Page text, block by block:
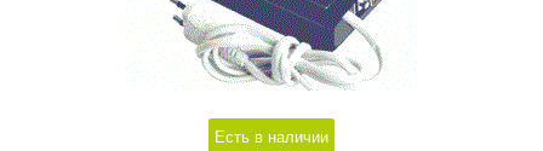
Есть в наличии